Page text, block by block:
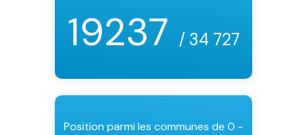
19237 / 34 727
Position parmi les communes de 0 -